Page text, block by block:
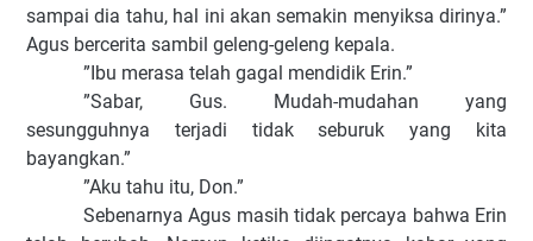
sampai dia tahu, hal ini akan semakin menyiksa dirinya.”
Agus bercerita sambil geleng-geleng kepala.
”Ibu merasa telah gagal mendidik Erin.”
”Sabar, Gus. Mudah-mudahan yang
sesungguhnya terjadi tidak seburuk yang kita
bayangkan.”
”Aku tahu itu, Don.”
Sebenarnya Agus masih tidak percaya bahwa Erin